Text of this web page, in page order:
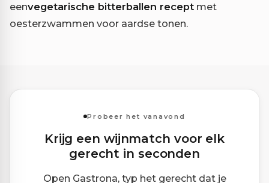
eenvegetarische bitterballen recept met
oesterzwammen voor aardse tonen.
Probeer het vanavond
Krijg een wijnmatch voor elk
gerecht in seconden
Open Gastrona, typ het gerecht dat je